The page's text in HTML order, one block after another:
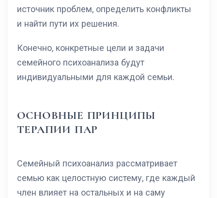
источник проблем, определить конфликты
и найти пути их решения.
Конечно, конкретные цели и задачи
семейного психоанализа будут
индивидуальными для каждой семьи.
ОСНОВНЫЕ ПРИНЦИПЫ
ТЕРАПИИ ПАР
Семейный психоанализ рассматривает
семью как целостную систему, где каждый
член влияет на остальных и на саму